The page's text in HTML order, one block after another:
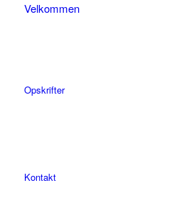
Velkommen
Opskrifter
Kontakt